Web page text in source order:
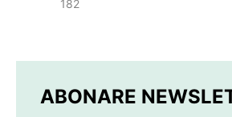
182
ABONARE